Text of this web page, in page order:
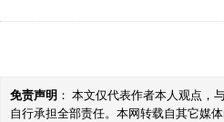
免责声明 ： 本文仅代表作者本人观点，
自行承担全部责任。本网转载自其它媒